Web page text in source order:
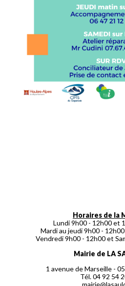
Horaires de la
Lundi 9h00 - 12h00 et
Mardi au jeudi 9h00 -
Vendredi 9h00 - 12h00 et
Mairie de LA
1 avenue de Marseille -
Tél. 04 92 54